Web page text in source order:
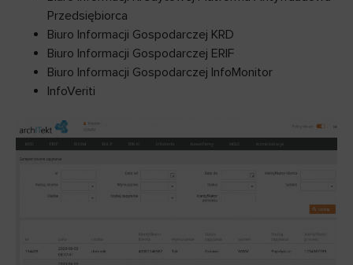
Przedsiębiorca
Biuro Informacji Gospodarczej KRD
Biuro Informacji Gospodarczej ERIF
Biuro Informacji Gospodarczej InfoMonitor
InfoVeriti